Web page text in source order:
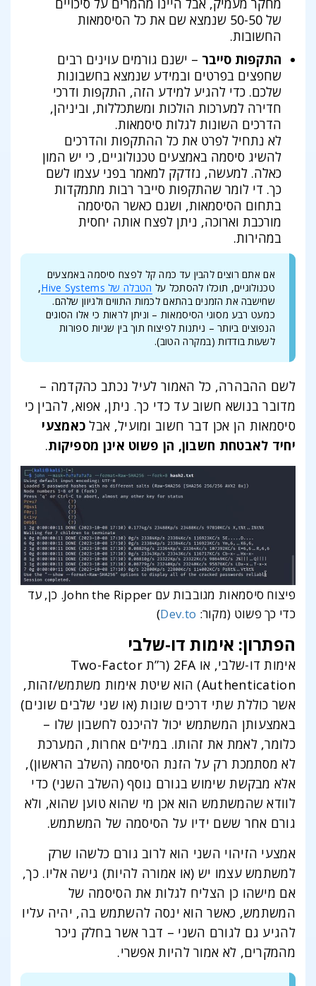
של 50-50 שנמצא שם את כל הסיסמאות
החשובות.
התקפות סייבר – ישנם גורמים עוינים רבים
שחפצים בפרטים ובמידע שנמצא בחשבונות
שלכם. כדי להגיע למידע הזה, התקפות ודרכי
חדירה למערכות הולכות ומשתכללות, וביניהן,
הדרכים השונות לגלות סיסמאות.
לא נתחיל לפרט את כל ההתקפות והדרכים
להשיג סיסמה באמצעים טכנולוגיים, כי יש המון
כאלה. למעשה, נזדקק למאמר בפני עצמו לשם
כך. די לומר שהתקפות סייבר רבות מתמקדות
בתחום הסיסמאות, ושגם כאשר הסיסמה
מורכבת וארוכה, ניתן לפצח אותה יחסית
במהירות.
אם אתם רוצים להבין עד כמה קל לפצח סיסמה באמצעים
טכנולוגיים, תוכלו להסתכל על הטבלה של Hive Systems
,
שחישבה את הזמנים בהתאם לכמות התווים ולגיוון שלהם.
כמעט רבע מסוגי הסיסמאות – וניתן לראות כי אלו הסוגים
הנפוצים ביותר – ניתנות לפיצוח תוך בין שניות ספורות
לשעות בודדות (במקרה הטוב).
לשם ההבהרה, כל האמור לעיל נכתב כהקדמה –
מדובר בנושא חשוב עד כדי כך. ניתן, אפוא, להבין כי
סיסמאות הן אכן דבר חשוב ומועיל, אבל כאמצעי
יחיד לאבטחת חשבון, הן פשוט אינן מספיקות.
פיצוח סיסמאות מגובבות עם John the Ripper. כן, עד
כדי כך פשוט (מקור: Dev.to
)
הפתרון: אימות דו-שלבי
אימות דו-שלבי, או 2FA (ר”ת Two-Factor
Authentication) הוא שיטת אימות משתמש/זהות,
אשר כוללת שתי דרכים שונות (או שני שלבים שונים)
באמצעותן המשתמש יכול להיכנס לחשבון שלו –
כלומר, לאמת את זהותו. במילים אחרות, המערכת
לא מסתמכת רק על הזנת הסיסמה (השלב הראשון),
אלא מבקשת שימוש בגורם נוסף (השלב השני) כדי
לוודא שהמשתמש הוא אכן מי שהוא טוען שהוא, ולא
גורם אחר ששם ידיו על הסיסמה של המשתמש.
אמצעי הזיהוי השני הוא לרוב גורם כלשהו שרק
למשתמש עצמו יש (או אמורה להיות) גישה אליו. כך,
אם מישהו כן הצליח לגלות את הסיסמה של
המשתמש, כאשר הוא ינסה להשתמש בה, יהיה עליו
להגיע גם לגורם השני – דבר אשר בחלק ניכר
מהמקרים, לא אמור להיות אפשרי.